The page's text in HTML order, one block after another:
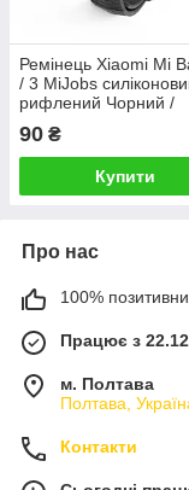
Ремінець Xiaomi Mi
/ 3 MiJobs
рифлений Чорний /
90 ₴
Купити
Про нас
100%
Працює з
м. Полтава
Полтава,
Контакти